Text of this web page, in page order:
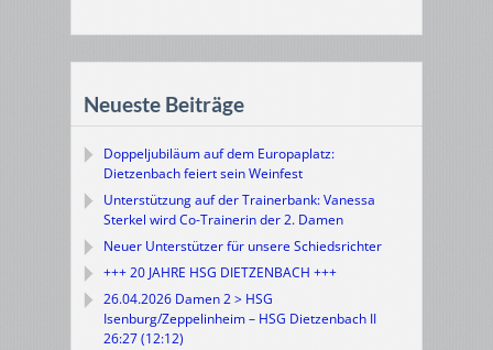
Neueste Beiträge
Doppeljubiläum auf dem Europaplatz:
Dietzenbach feiert sein Weinfest
Unterstützung auf der Trainerbank: Vanessa
Sterkel wird Co-Trainerin der 2. Damen
Neuer Unterstützer für unsere Schiedsrichter
+++ 20 JAHRE HSG DIETZENBACH +++
26.04.2026 Damen 2 > HSG
Isenburg/Zeppelinheim – HSG Dietzenbach II
26:27 (12:12)